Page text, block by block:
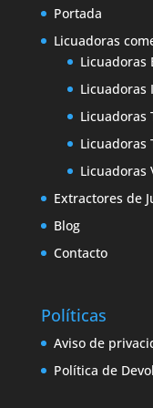
Portada
Licuadoras
Licuadoras
Licuadoras
Licuadoras
Licuadoras
Licuadoras
Extractores de
Blog
Contacto
Políticas
Aviso de
Política de